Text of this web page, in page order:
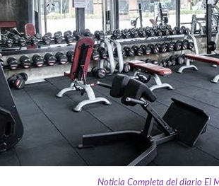
Noticia Completa del diario El